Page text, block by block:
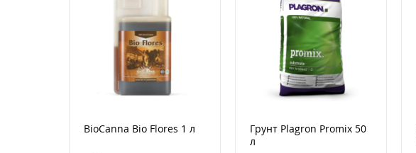
BioCanna Bio Flores 1 л
Грунт Plagron Promix 50
л